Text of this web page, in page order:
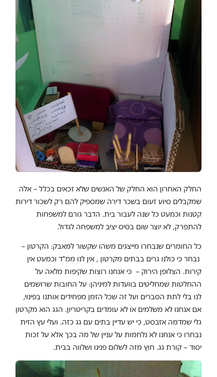
החלק האחרון הוא החלק של האנשים שלא זכאים בכלל – אלה
שמקבלים סיוע זעום בשכר דירה שמספיק להם רק לשכור דירות
קטנות וכמעט כל שנה לעבור בית. הדבר גורם למשפחות
להתפרק, לא יוצר שום בסיס יציב למשפחה לגדול.
כל החומרים שנבחרו מייצגים משהו שקשור למאבק: הקרטון –
נבחר כי כולנו גרים בבתים מקרטון , אין לנו ממ"ד וכמעט אין
קירות. הצלופן הירוק – כי אנחנו רוצות שקיפות מלאה על
ההחלטות שמחליטים בוועדות למיניהן: על החובות שרושמים
לנו בלי לתת הסברים ועל זה שכל הזמן מפחידים אותנו בפינוי,
אם אנחנו לא משלמים או לא עומדים בקריטריון. הגג הוא מקרטון
גלי שמדמה אזבסט, כי יש עדיין בתים עם גג כזה. ועלי עץ הזית
נבחרו כי אנחנו לא נלחמות על עניין של מה בכך אלא על זכות
יסוד – קורת גג. חוץ מזה לשלום פנינו ושלווה בבית.